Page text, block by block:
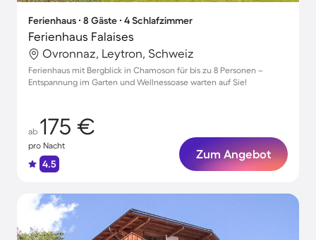
Ferienhaus ∙ 8 Gäste ∙ 4 Schlafzimmer
Ferienhaus Falaises
Ovronnaz, Leytron, Schweiz
Ferienhaus mit Bergblick in Chamoson für bis zu 8 Personen –
Entspannung im Garten und Wellnessoase warten auf Sie!
ab 175 €
pro Nacht
4.5
Zum Angebot